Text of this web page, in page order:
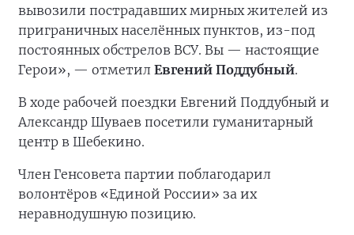
вывозили пострадавших мирных жителей из
приграничных населённых пунктов, из-под
постоянных обстрелов ВСУ. Вы — настоящие
Герои», — отметил Евгений Поддубный.
В ходе рабочей поездки Евгений Поддубный и
Александр Шуваев посетили гуманитарный
центр в Шебекино.
Член Генсовета партии поблагодарил
волонтёров «Единой России» за их
неравнодушную позицию.